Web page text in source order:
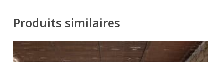
Produits similaires